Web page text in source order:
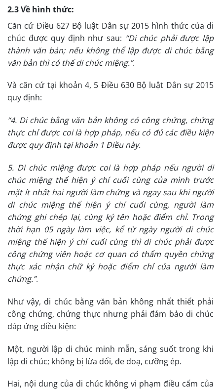
2.3 Về hình thức:
Căn cứ Điều 627 Bộ luật Dân sự 2015 hình thức của di
chúc được quy định như sau: “Di chúc phải được lập
thành văn bản; nếu không thể lập được di chúc bằng
văn bản thì có thể di chúc miệng.”.
Và căn cứ tại khoản 4, 5 Điều 630 Bộ luật Dân sự 2015
quy định:
“4. Di chúc bằng văn bản không có công chứng, chứng
thực chỉ được coi là hợp pháp, nếu có đủ các điều kiện
được quy định tại khoản 1 Điều này.
5. Di chúc miệng được coi là hợp pháp nếu người di
chúc miệng thể hiện ý chí cuối cùng của mình trước
mặt ít nhất hai người làm chứng và ngay sau khi người
di chúc miệng thể hiện ý chí cuối cùng, người làm
chứng ghi chép lại, cùng ký tên hoặc điểm chỉ. Trong
thời hạn 05 ngày làm việc, kể từ ngày người di chúc
miệng thể hiện ý chí cuối cùng thì di chúc phải được
công chứng viên hoặc cơ quan có thẩm quyền chứng
thực xác nhận chữ ký hoặc điểm chỉ của người làm
chứng.”.
Như vậy, di chúc bằng văn bản không nhất thiết phải
công chứng, chứng thực nhưng phải đảm bảo di chúc
đáp ứng điều kiện:
Một, người lập di chúc minh mẫn, sáng suốt trong khi
lập di chúc; không bị lừa dối, đe doạ, cưỡng ép.
Hai, nội dung của di chúc không vi phạm điều cấm của